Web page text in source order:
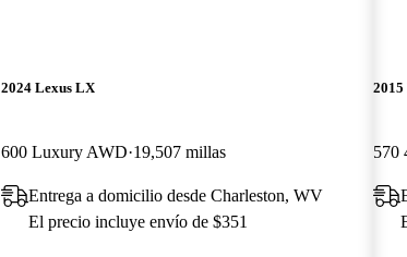
2024 Lexus LX
600 Luxury AWD 19,507 millas
Entrega a domicilio desde Charleston, WV
El precio incluye envío de $351
570